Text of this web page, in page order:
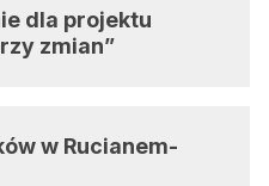
dla projektu
zmian”
w Rucianem-